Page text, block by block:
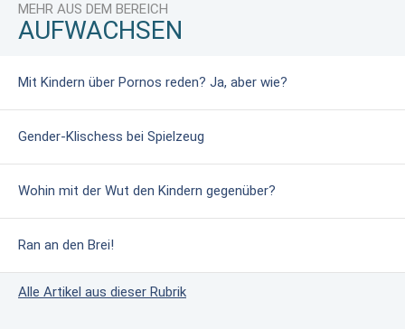
MEHR AUS DEM BEREICH
AUFWACHSEN
Mit Kindern über Pornos reden? Ja, aber wie?
Gender-Klischess bei Spielzeug
Wohin mit der Wut den Kindern gegenüber?
Ran an den Brei!
Alle Artikel aus dieser Rubrik